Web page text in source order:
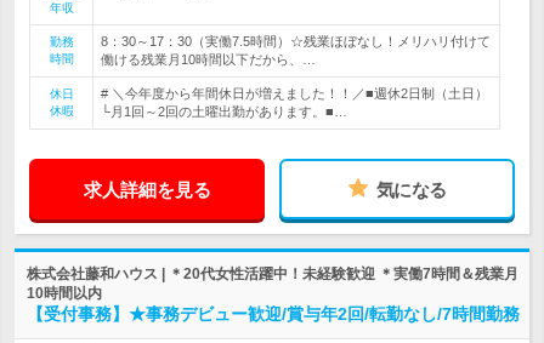
年収
勤務
時間
8：30～17：30（実働7.5時間）☆残業ほぼなし！メリハリ付けて
働ける残業月10時間以下だから、…
休日
休暇
# ＼今年度から年間休日が増えました！！／■週休2日制（土日）
└月1回～2回の土曜出勤があります。■…
求人詳細を見る 気になる
株式会社藤和ハウス | ＊20代女性活躍中！未経験歓迎 ＊実働7時間＆残業月
10時間以内
【受付事務】★事務デビュー歓迎/賞与年2回/転勤なし/7時間勤務